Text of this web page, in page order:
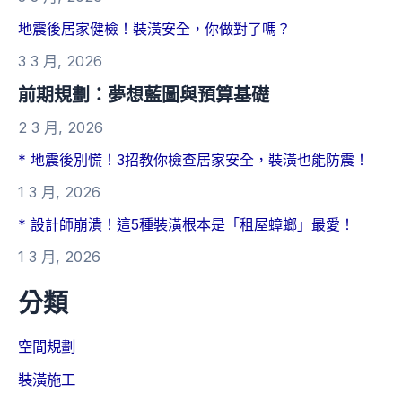
地震後居家健檢！裝潢安全，你做對了嗎？
3 3 月, 2026
前期規劃：夢想藍圖與預算基礎
2 3 月, 2026
* 地震後別慌！3招教你檢查居家安全，裝潢也能防震！
1 3 月, 2026
* 設計師崩潰！這5種裝潢根本是「租屋蟑螂」最愛！
1 3 月, 2026
分類
空間規劃
裝潢施工